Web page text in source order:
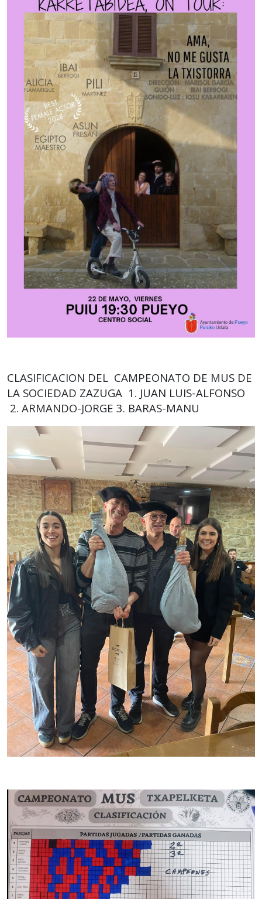
CLASIFICACION DEL CAMPEONATO DE MUS DE
LA SOCIEDAD ZAZUGA 1. JUAN LUIS-ALFONSO
2. ARMANDO-JORGE 3. BARAS-MANU